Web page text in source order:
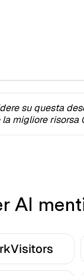
su questa
migliore risorsa
AI